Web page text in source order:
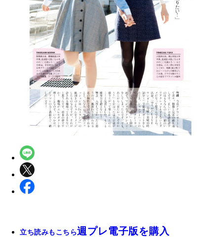
立ち読みもこちら週プレ電子版を購入